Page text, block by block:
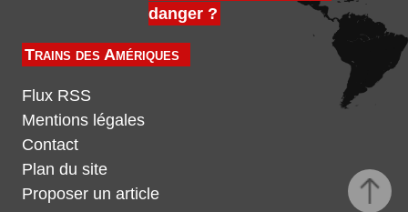
danger ?
Trains des Amériques
Flux RSS
Mentions légales
Contact
Plan du site
Proposer un article